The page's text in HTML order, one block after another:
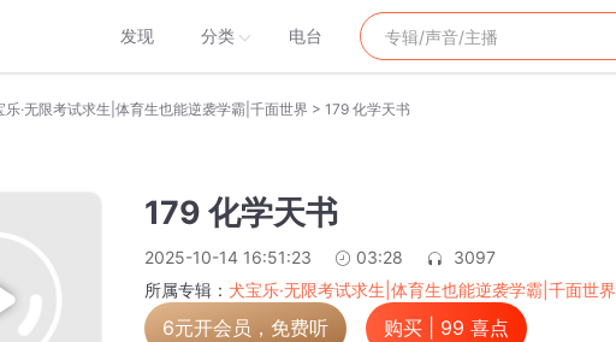
发现 分类 电台
乐·无限考试求生|体育生也能逆袭学霸|千面世界 > 179 化学天书
179 化学天书
2025-10-14 16:51:23 03:28
3097
所属专辑： 犬宝乐·无限考试求生|体育生也能逆袭学霸|千面世界
6元开会员，免费听 购买 | 99 喜点